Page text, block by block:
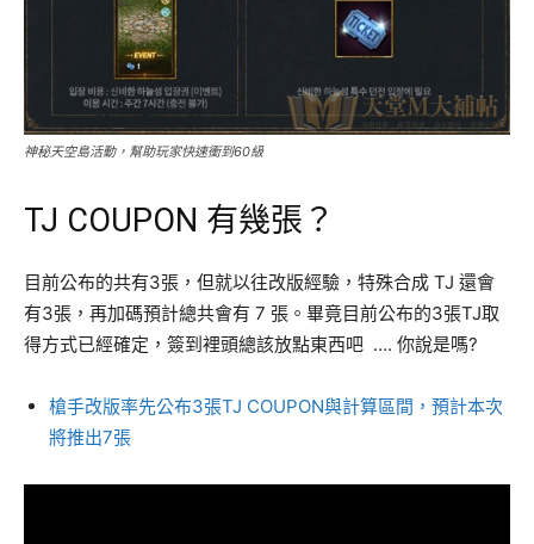
神秘天空島活動，幫助玩家快速衝到60級
TJ COUPON 有幾張？
目前公布的共有3張，但就以往改版經驗，特殊合成 TJ 還會
有3張，再加碼預計總共會有 7 張。畢竟目前公布的3張TJ取
得方式已經確定，簽到裡頭總該放點東西吧 …. 你說是嗎?
槍手改版率先公布3張TJ COUPON與計算區間，預計本次
將推出7張